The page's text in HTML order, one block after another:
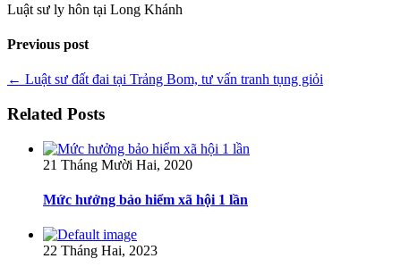
Luật sư ly hôn tại Long Khánh
Previous post
← Luật sư đất đai tại Trảng Bom, tư vấn tranh tụng giỏi
Related Posts
21 Tháng Mười Hai, 2020
Mức hưởng bảo hiểm xã hội 1 lần
22 Tháng Hai, 2023